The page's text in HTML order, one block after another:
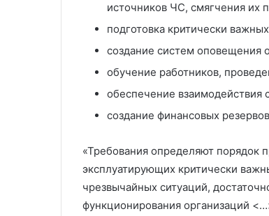
источников ЧС, смягчения их
подготовка критически
создание систем оповещения
обучение работников,
обеспечение взаимодействия
создание финансовых
«Требования определяют порядок
эксплуатирующих критически
чрезвычайных ситуаций,
функционирования организаций